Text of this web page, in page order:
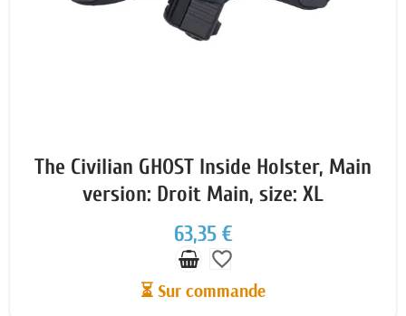
The Civilian GHOST Inside Holster, Main
version: Droit Main, size: XL
63,35 €
favorite_border
⏳ Sur commande